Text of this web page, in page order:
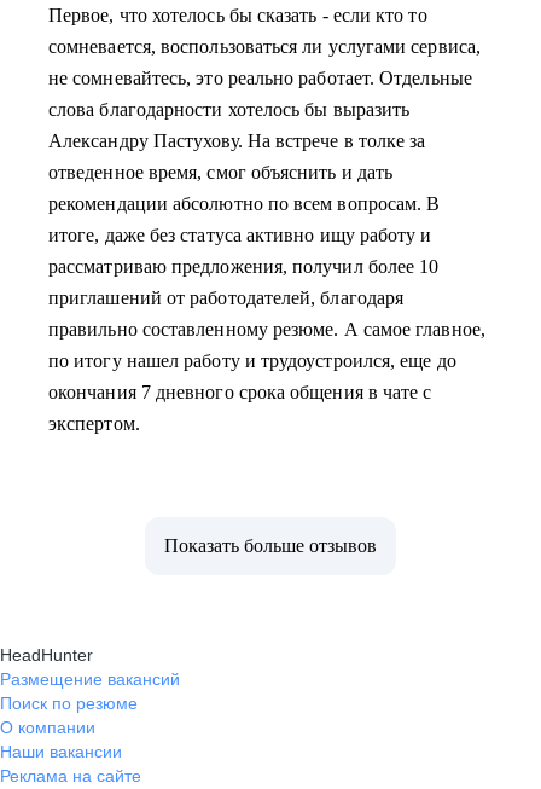
Первое, что хотелось бы сказать - если кто то
сомневается, воспользоваться ли услугами сервиса,
не сомневайтесь, это реально работает. Отдельные
слова благодарности хотелось бы выразить
Александру Пастухову. На встрече в толке за
отведенное время, смог объяснить и дать
рекомендации абсолютно по всем вопросам. В
итоге, даже без статуса активно ищу работу и
рассматриваю предложения, получил более 10
приглашений от работодателей, благодаря
правильно составленному резюме. А самое главное,
по итогу нашел работу и трудоустроился, еще до
окончания 7 дневного срока общения в чате с
экспертом.
Показать больше отзывов
HeadHunter
Размещение вакансий
Поиск по резюме
О компании
Наши вакансии
Реклама на сайте